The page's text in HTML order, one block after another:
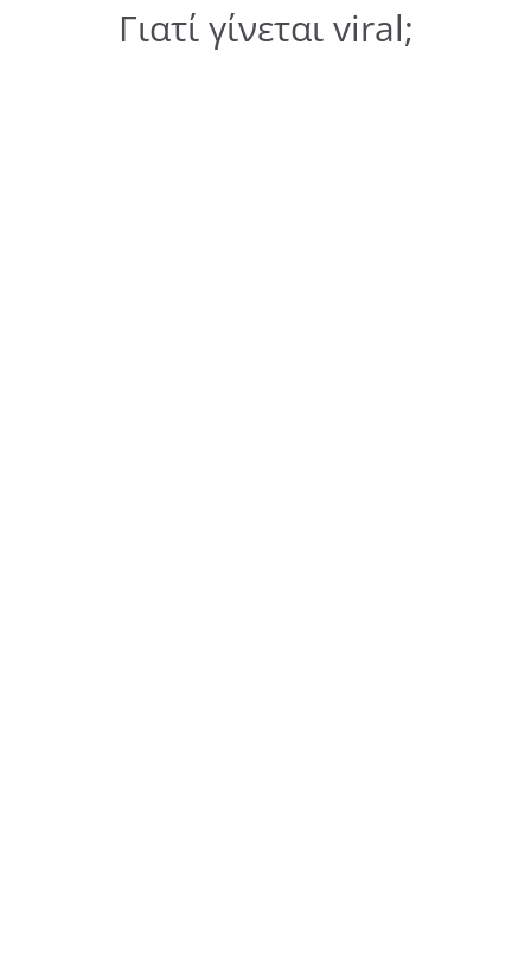
Γιατί γίνεται viral;